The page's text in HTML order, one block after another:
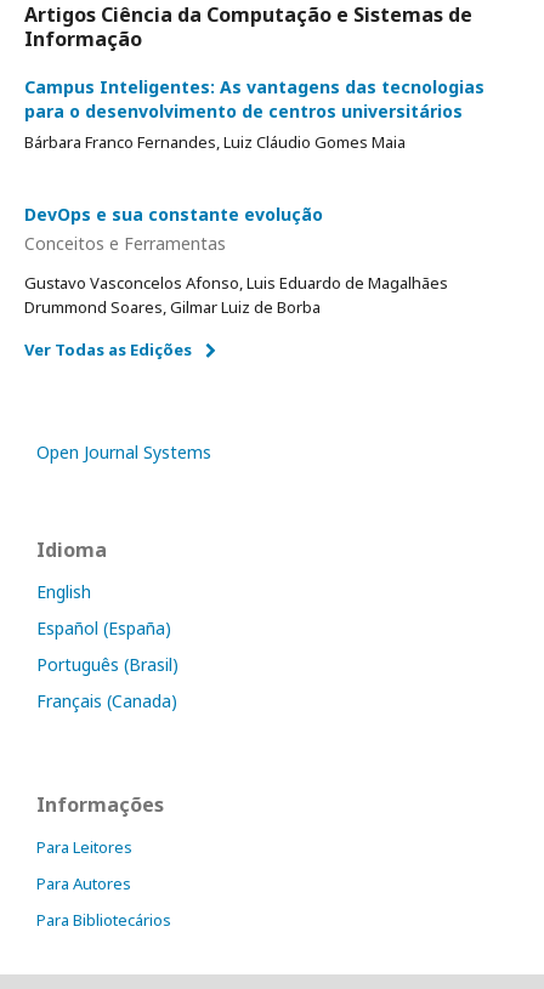
Artigos Ciência da Computação e Sistemas de
Informação
Campus Inteligentes: As vantagens das tecnologias
para o desenvolvimento de centros universitários
Bárbara Franco Fernandes, Luiz Cláudio Gomes Maia
DevOps e sua constante evolução
Conceitos e Ferramentas
Gustavo Vasconcelos Afonso, Luis Eduardo de Magalhães
Drummond Soares, Gilmar Luiz de Borba
Ver Todas as Edições
Open Journal Systems
Idioma
English
Español (España)
Português (Brasil)
Français (Canada)
Informações
Para Leitores
Para Autores
Para Bibliotecários